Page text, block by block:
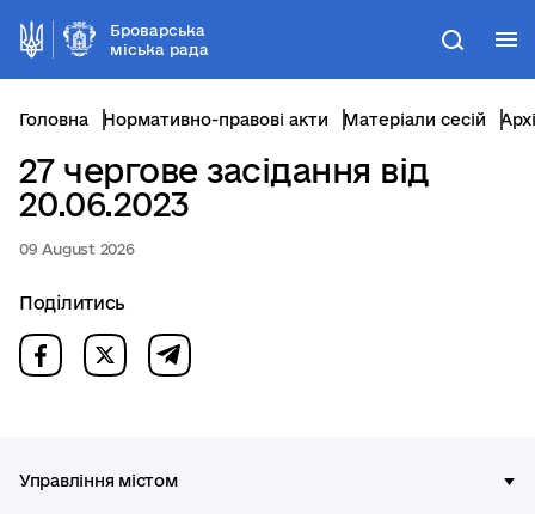
Броварська
міська рада
Пошук
Головна Нормативно-правові акти Матеріали сесій
27 чергове засідання від
20.06.2023
09 August 2026
Поділитись
Управління містом